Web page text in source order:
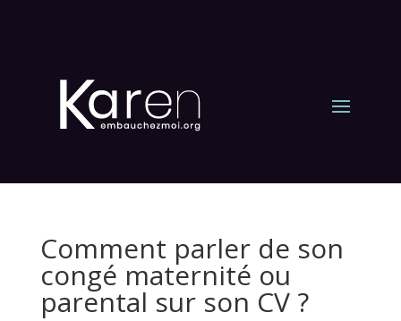
Comment parler de son
congé maternité ou
parental sur son CV ?